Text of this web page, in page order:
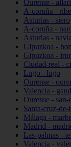
Ourense -
A-coruña -
Asturias - siero
A-coruña -
Asturias - navia
Gipuzkoa -
Gipuzkoa -
Ciudad-real -
Lugo - lugo
Ourense -
Valencia -
Ourense -
Santa-cruz-
Málaga -
Madrid -
Las-palmas -
Valencia -